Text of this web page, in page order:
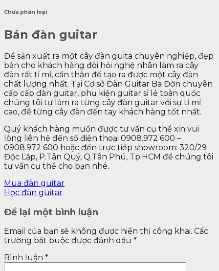
Chưa phân loại
Bán đàn guitar
Để sản xuất ra một cây đàn guita chuyên nghiệp, đẹp
bán cho khách hàng đòi hỏi nghệ nhân làm ra cây
đàn rất tỉ mỉ, cẩn thận để tạo ra được một cây đàn
chất lượng nhất. Tại Cơ sở Đàn Guitar Ba Đờn chuyên
cấp cấp đàn guitar, phụ kiện guitar sỉ lẻ toàn quốc
chúng tôi tự làm ra từng cây đàn guitar với sự tỉ mỉ
cao, để từng cây đàn đến tay khách hàng tốt nhất.
Quý khách hàng muốn được tư vấn cụ thể xin vui
lòng liên hệ đến số điện thoại 0908.972 600 –
0908.972 600 hoặc đến trực tiếp showroom: 320/29
Độc Lập, P.Tân Quý, Q.Tân Phú, Tp.HCM để chúng tôi
tư vấn cụ thể cho bạn nhé.
Mua đàn guitar
Học đàn guitar
Để lại một bình luận
Email của bạn sẽ không được hiển thị công khai. Các
trường bắt buộc được đánh dấu *
Bình luận *